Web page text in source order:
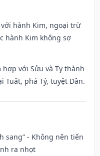
hành Kim, ngoại trừ
hành Kim không sợ
với Sửu và Tỵ thành
Tuất, phá Tý, tuyệt Dần.
sang” - Không nên tiến
ra nhọt